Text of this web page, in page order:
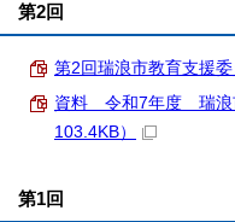
第2回
第2回瑞浪市教育支援委
資料 令和7年度 瑞浪
103.4KB）
第1回